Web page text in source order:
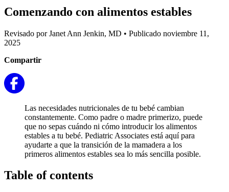
Comenzando con alimentos estables
Revisado por Janet Ann Jenkin, MD • Publicado noviembre 11,
2025
Compartir
Las necesidades nutricionales de tu bebé cambian
constantemente. Como padre o madre primerizo, puede
que no sepas cuándo ni cómo introducir los alimentos
estables a tu bebé. Pediatric Associates está aquí para
ayudarte a que la transición de la mamadera a los
primeros alimentos estables sea lo más sencilla posible.
Table of contents